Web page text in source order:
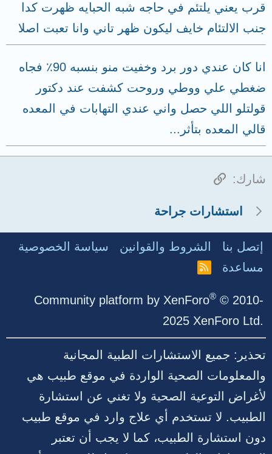
قرب يعني يلتئم في حاجه شبه الحبايه ظهرت كدا
جنب الالتئام خايف ليكون ظهر تاني وانا تعبت اصلا
انا كان عندي دور برد وخفيت منو بنسبه 90٪ فجاه
ضغطي علي ووطي وروحت كشفت عند دكتور
قولتلو اللي حصل واني عندي التهابات في المعده
قالي المعده بتأثر...
شارك: الرابط
استشارات جراحة
إتصل بنا الشروط والقوانين
سياسة الخصوصية
مساعدة
R
Community platform by XenForo® © 2010-
2025 XenForo Ltd.
تحذير: جميع الاستشارات الطبية المجانية
والمعلومات الصحية الواردة في موقع طبيب هي
لأغراض التوعية الصحية ولا تغني عن استشارة
الطبيب. لا تستخدم أي علاج وارد في موقع طبيب
دون استشارة الطبيب، كما لا يجب أن تعتبر